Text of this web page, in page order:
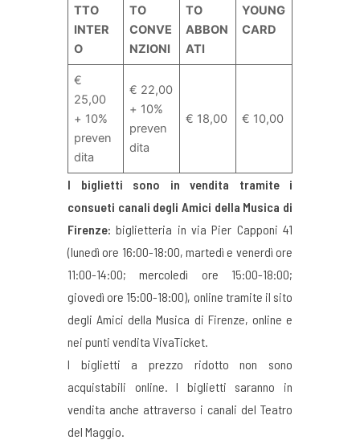
TTO
INTER
O
TO
CONVE
NZIONI
TO
ABBON
ATI
YOUNG
CARD
€
25,00
+ 10%
preven
dita
€ 22,00
+ 10%
preven
dita
€ 18,00 € 10,00
I biglietti sono in vendita tramite i
consueti canali degli Amici della Musica di
Firenze: biglietteria in via Pier Capponi 41
(lunedì ore 16:00-18:00, martedì e venerdì ore
11:00-14:00; mercoledì ore 15:00-18:00;
giovedì ore 15:00-18:00), online tramite il sito
degli Amici della Musica di Firenze, online e
nei punti vendita VivaTicket.
I biglietti a prezzo ridotto non sono
acquistabili online. I biglietti saranno in
vendita anche attraverso i canali del Teatro
del Maggio.